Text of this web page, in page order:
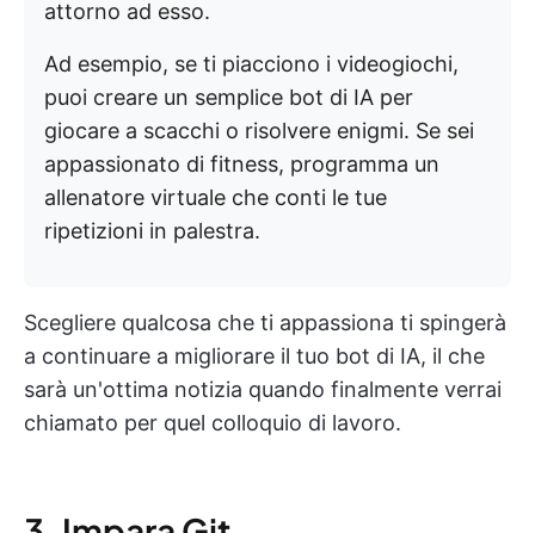
attorno ad esso.
Ad esempio, se ti piacciono i videogiochi,
puoi creare un semplice bot di IA per
giocare a scacchi o risolvere enigmi. Se sei
appassionato di fitness, programma un
allenatore virtuale che conti le tue
ripetizioni in palestra.
Scegliere qualcosa che ti appassiona ti spingerà
a continuare a migliorare il tuo bot di IA, il che
sarà un'ottima notizia quando finalmente verrai
chiamato per quel colloquio di lavoro.